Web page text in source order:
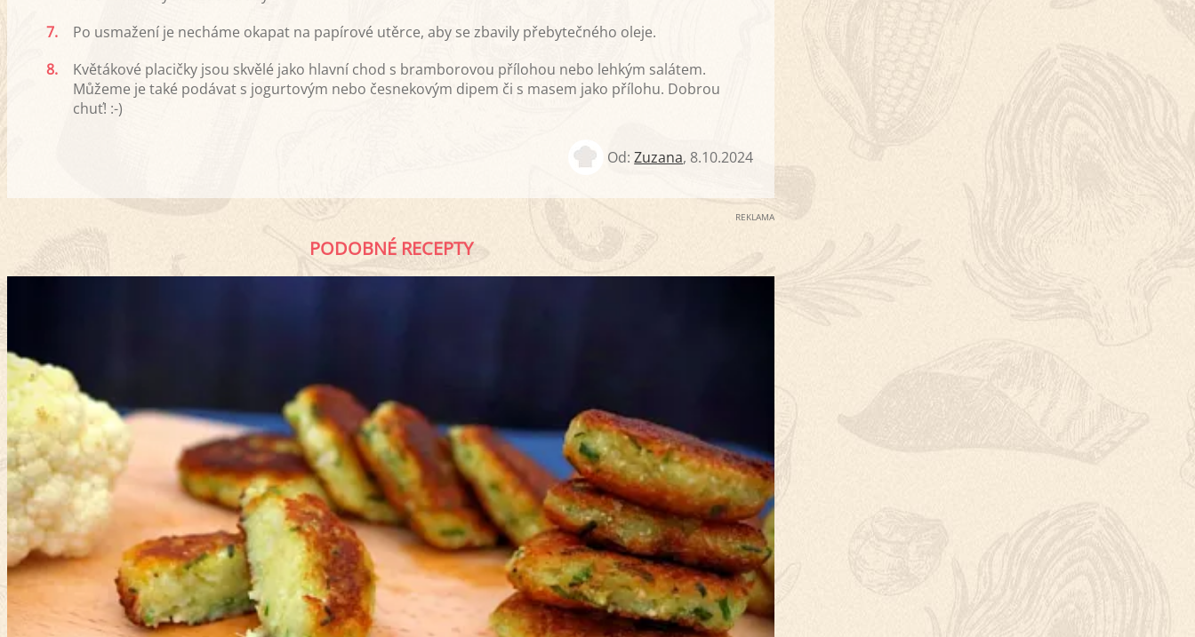
7.
Po usmažení je necháme okapat na papírové utěrce, aby se zbavily přebytečného oleje.
8.
Květákové placičky jsou skvělé jako hlavní chod s bramborovou přílohou nebo lehkým salátem.
Můžeme je také podávat s jogurtovým nebo česnekovým dipem či s masem jako přílohu. Dobrou
chuť! :-)
Od:Zuzana, 8.10.2024
REKLAMA
PODOBNÉ RECEPTY